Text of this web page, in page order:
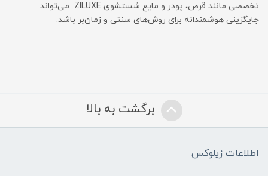
تخصصی مانند قرص، پودر و مایع شستشوی ZILUXE می‌تواند
جایگزینی هوشمندانه برای روش‌های سنتی و زمان‌بر باشد.
برگشت به بالا
اطلاعات زیلوکس